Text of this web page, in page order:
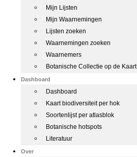
Mijn Lijsten
Mijn Waarnemingen
Lijsten zoeken
Waarnemingen zoeken
Waarnemers
Botanische Collectie op de Kaart
Dashboard
Dashboard
Kaart biodiversiteit per hok
Soortenlijst per atlasblok
Botanische hotspots
Literatuur
Over